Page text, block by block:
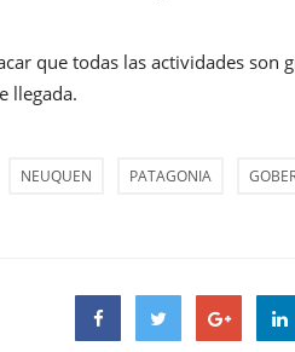
que todas las actividades
llegada.
NEUQUEN PATAGONIA